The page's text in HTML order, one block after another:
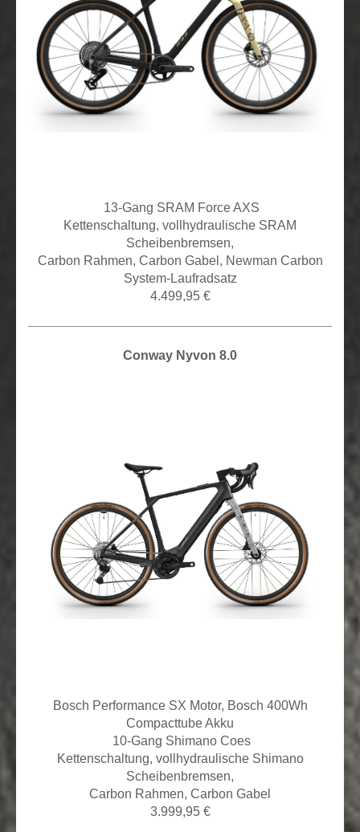
13-Gang SRAM Force AXS
Kettenschaltung, vollhydraulische SRAM
Scheibenbremsen,
Carbon Rahmen, Carbon Gabel, Newman Carbon
System-Laufradsatz
4.499,95 €
Conway Nyvon 8.0
Bosch Performance SX Motor, Bosch 400Wh
Compacttube Akku
10-Gang Shimano Coes
Kettenschaltung, vollhydraulische Shimano
Scheibenbremsen,
Carbon Rahmen, Carbon Gabel
3.999,95 €